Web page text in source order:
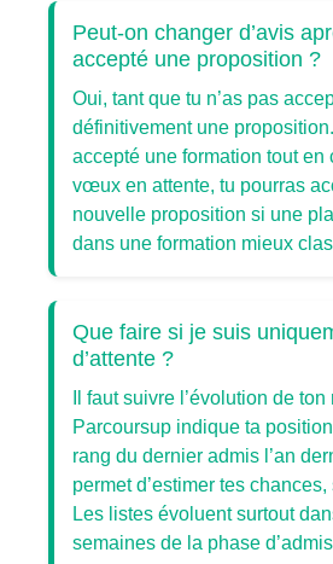
Peut-on changer d’avis
accepté une proposition ?
Oui, tant que tu n’as pas
définitivement une
accepté une formation tout en
vœux en attente, tu pourras
nouvelle proposition si une
dans une formation mieux
Que faire si je suis
d’attente ?
Il faut suivre l’évolution de
Parcoursup indique ta
rang du dernier admis l’an
permet d’estimer tes
Les listes évoluent surtout
semaines de la phase